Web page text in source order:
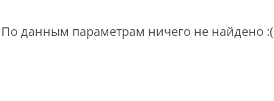
По данным параметрам ничего не найдено :(